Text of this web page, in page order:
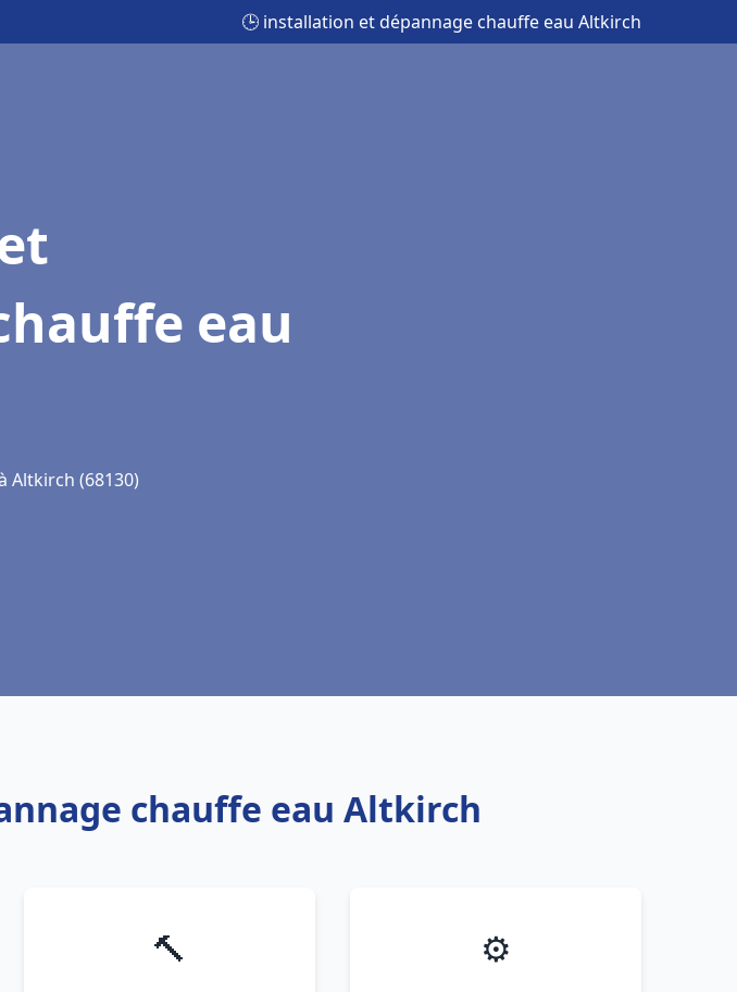
🕒 installation et dépannage chauffe eau Altkirch
eau
Altkirch (68130)
chauffe eau Altkirch
🔨 ⚙️